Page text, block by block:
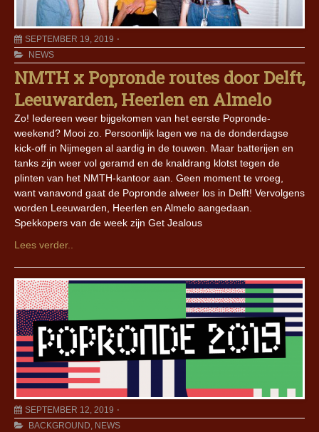
SEPTEMBER 19, 2019
NEWS
NMTH x Popronde routes door Delft,
Leeuwarden, Heerlen en Almelo
Zo! Iedereen weer bijgekomen van het eerste Popronde-
weekend? Mooi zo. Persoonlijk lagen we na de donderdagse
kick-off in Nijmegen al aardig in de touwen. Maar batterijen en
tanks zijn weer vol geramd en de knaldrang klotst tegen de
plinten van het NMTH-kantoor aan. Geen moment te vroeg,
want vanavond gaat de Popronde alweer los in Delft! Vervolgens
worden Leeuwarden, Heerlen en Almelo aangedaan.
Spekkopers van de week zijn Get Jealous
Lees verder..
SEPTEMBER 12, 2019
BACKGROUND, NEWS